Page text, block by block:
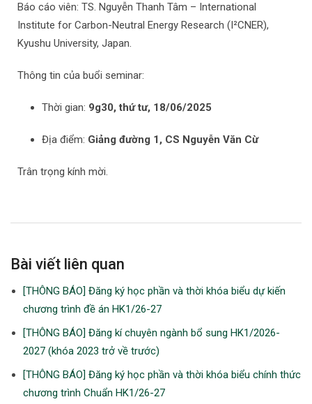
Báo cáo viên: TS. Nguyễn Thanh Tâm – International
Institute for Carbon-Neutral Energy Research (I²CNER),
Kyushu University, Japan.
Thông tin của buổi seminar:
Thời gian: 9g30, thứ tư, 18/06/2025
Địa điểm: Giảng đường 1, CS Nguyễn Văn Cừ
Trân trọng kính mời.
Bài viết liên quan
[THÔNG BÁO] Đăng ký học phần và thời khóa biểu dự kiến
chương trình đề án HK1/26-27
[THÔNG BÁO] Đăng kí chuyên ngành bổ sung HK1/2026-
2027 (khóa 2023 trở về trước)
[THÔNG BÁO] Đăng ký học phần và thời khóa biểu chính thức
chương trình Chuẩn HK1/26-27